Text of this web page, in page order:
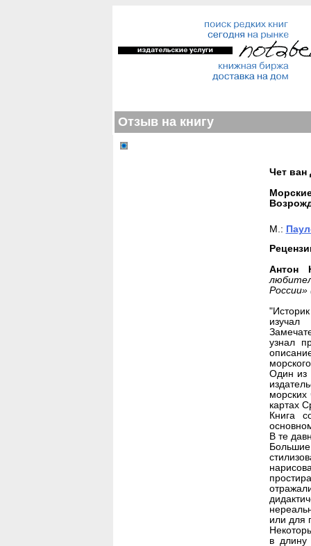
Отзыв на книгу
Чет ван
М.:
Антон
изучал
узнал
Один из
морских
картах
Книга
В те
или для
в